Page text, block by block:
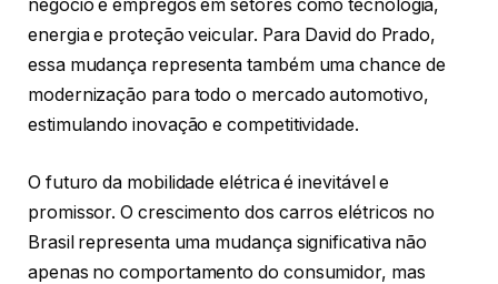
negócio e empregos em setores como tecnologia,
energia e proteção veicular. Para David do Prado,
essa mudança representa também uma chance de
modernização para todo o mercado automotivo,
estimulando inovação e competitividade.
O futuro da mobilidade elétrica é inevitável e
promissor. O crescimento dos carros elétricos no
Brasil representa uma mudança significativa não
apenas no comportamento do consumidor, mas